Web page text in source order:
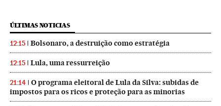
ÚLTIMAS NOTICIAS
12:15 Bolsonaro, a destruição como estratégia
12:15 Lula, uma ressurreição
21:14
O programa eleitoral de Lula da Silva: subidas de
impostos para os ricos e proteção para as minorias